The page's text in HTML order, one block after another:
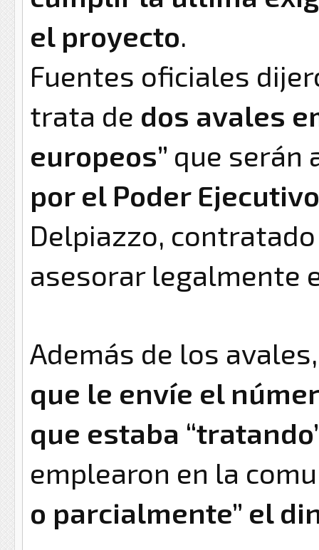
el proyecto.
Fuentes oficiales
trata de dos avales
europeos” que serán
por el Poder
Delpiazzo,
asesorar legalmente
Además de los
que le envíe el
que estaba
emplearon en la
o parcialmente” el